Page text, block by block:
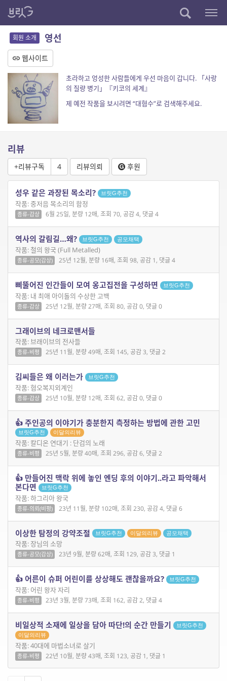
회원 소개 영선
웹사이트
초라하고 엉성한 사람들에게 우선 마음이 갑니다. 「사랑
의 질량 병기」『키코의 세계』
제 예전 작품을 보시려면 “대혐수”로 검색해주세요.
리뷰
+리뷰구독 4 리뷰의뢰 후원
성우 같은 과장된 목소리? 브릿G추천
작품: 중저음 목소리의 함정
종류-감상 6월 25일, 분량 12매, 조회 70, 공감 4, 댓글 4
역사의 갈림길…왜? 브릿G추천 공모채택
작품: 철의 왕국 (Full Metalled)
종류-공모(감상) 25년 12월, 분량 16매, 조회 98, 공감 1, 댓글 4
삐뚤어진 인간들이 모여 옹고집전을 구성하면 브릿G추천
작품: 내 최애 아이돌의 수상한 고백
종류-감상 25년 12월, 분량 27매, 조회 80, 공감 0, 댓글 0
그래이브의 네크로맨서들
작품: 브래이브의 전사들
종류-비평 25년 11월, 분량 49매, 조회 145, 공감 3, 댓글 2
김씨들은 왜 이러는가 브릿G추천
작품: 혐오복지외계인
종류-감상 25년 10월, 분량 12매, 조회 62, 공감 0, 댓글 0
👍 주인공의 이야기가 충분한지 측정하는 방법에 관한 고민
브릿G추천 이달의리뷰
작품: 칼디온 연대기 : 단검의 노래
종류-비평 25년 5월, 분량 40매, 조회 296, 공감 6, 댓글 2
👍 만들어진 맥락 위에 놓인 엔딩 후의 이야기..라고 파악해서
본다면
브릿G추천
작품: 하그리아 왕국
종류-의뢰(비평) 23년 11월, 분량 102매, 조회 230, 공감 4, 댓글 6
이상한 탐정의 강약조절 브릿G추천 이달의리뷰 공모채택
작품: 장님의 소망
종류-공모(감상) 23년 9월, 분량 62매, 조회 129, 공감 3, 댓글 1
👍 어른이 슈퍼 어린이를 상상해도 괜찮을까요? 브릿G추천
작품: 어린 왕자 자리
종류-비평 23년 3월, 분량 73매, 조회 162, 공감 2, 댓글 4
비일상적 소재에 일상을 담아 따단!의 순간 만들기
브릿G추천
이달의리뷰
작품: 40대에 마법소녀로 살기
종류-비평 22년 10월, 분량 43매, 조회 123, 공감 1, 댓글 1